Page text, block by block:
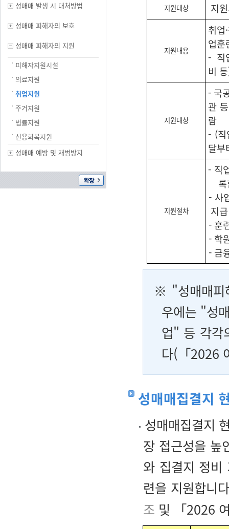
성매매 발생 시 대처방법
성매매 피해자의 보호
성매매 피해자의 지원
피해자지원시설
의료지원
취업지원
주거지원
법률지원
신용회복지원
성매매 예방 및 재범방지
지원대상 지
지원내용
취업
업훈
- 직
비
지원대상
- 국
관
람
- (직
달부
지원절차
- 직
- 사
지
- 훈
- 학
- 금
※ "성매매피
우에는 "성
업" 등 각각
다(「2026
성매매집결지
성매매집결지
장 접근성을 높
와 집결지 정비
련을 지원합니
조 및 「2026